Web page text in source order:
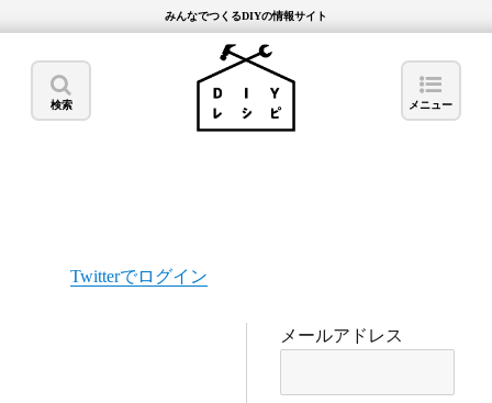
みんなでつくるDIYの情報サイト
検索 メニュー
Twitterでログイン
メールアドレス